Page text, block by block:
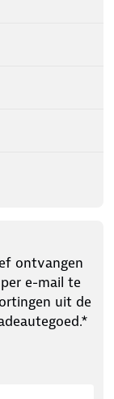
ontvangen
e-mail te
uit de